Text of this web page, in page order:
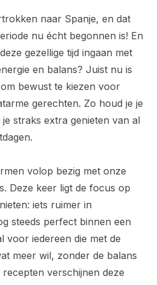
naar Spanje, en dat
nu écht begonnen is! En
gezellige tijd ingaan met
en balans? Juist nu is
bewust te kiezen voor
gerechten. Zo houd je je
straks extra genieten van al
volop bezig met onze
Deze keer ligt de focus op
iets ruimer in
steeds perfect binnen een
voor iedereen die met de
meer wil, zonder de balans
verschijnen deze